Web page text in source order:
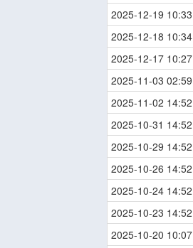
2025-12-19 10:33
2025-12-18 10:34
2025-12-17 10:27
2025-11-03 02:59
2025-11-02 14:52
2025-10-31 14:52
2025-10-29 14:52
2025-10-26 14:52
2025-10-24 14:52
2025-10-23 14:52
2025-10-20 10:07